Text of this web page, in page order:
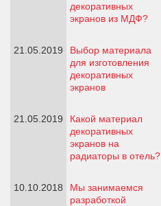
декоративных
экранов из МДФ?
21.05.2019
Выбор материала
для изготовления
декоративных
экранов
21.05.2019
Какой материал
декоративных
экранов на
радиаторы в отель?
10.10.2018
Мы занимаемся
разработкой